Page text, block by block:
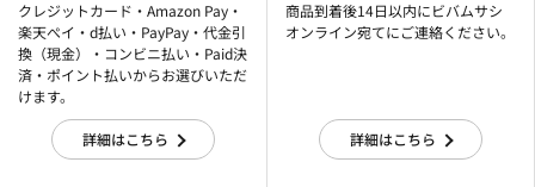
クレジットカード・Amazon Pay・
楽天ぺイ・d払い・PayPay・代金引
換（現金）・コンビニ払い・Paid決
済・ポイント払いからお選びいただ
けます。
詳細はこちら
商品到着後14日以内にビバムサシ
オンライン宛てにご連絡ください。
詳細はこちら